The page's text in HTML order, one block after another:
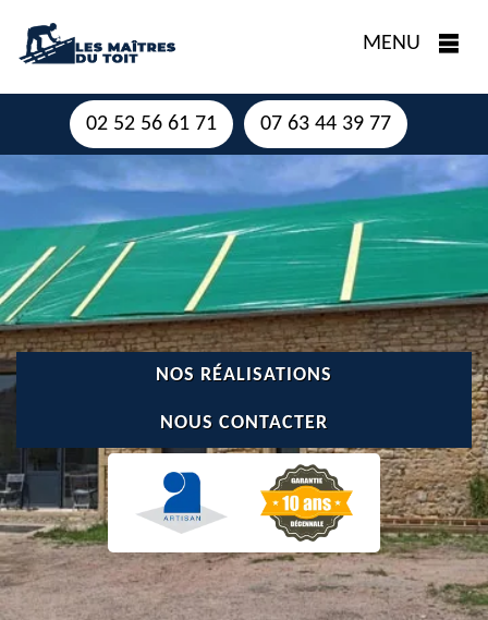
MENU
02 52 56 61 71 07 63 44 39 77
NOS RÉALISATIONS
NOUS CONTACTER